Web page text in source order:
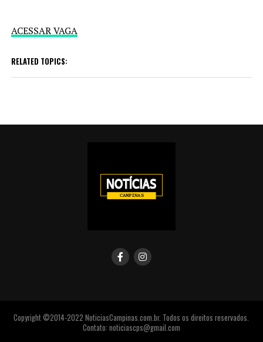
ACESSAR VAGA
RELATED TOPICS:
Copyright ©2014-2022 NoticiasCampinas.com.br. Todos os direitos reservados.
Contato: noticiascps@gmail.com